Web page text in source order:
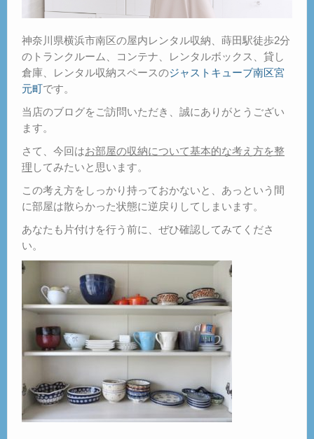
神奈川県横浜市南区の屋内レンタル収納、蒔田駅徒歩2分
のトランクルーム、コンテナ、レンタルボックス、貸し
倉庫、レンタル収納スペースのジャストキューブ南区宮
元町です。
当店のブログをご訪問いただき、誠にありがとうござい
ます。
さて、今回はお部屋の収納について基本的な考え方を整
理 してみたいと思います。
この考え方をしっかり持っておかないと、あっという間
に部屋は散らかった状態に逆戻りしてしまいます。
あなたも片付けを行う前に、ぜひ確認してみてくださ
い。